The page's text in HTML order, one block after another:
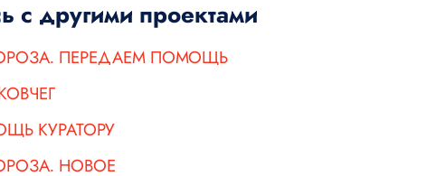
с другими проектами
ПЕРЕДАЕМ ПОМОЩЬ
КУРАТОРУ
НОВОЕ